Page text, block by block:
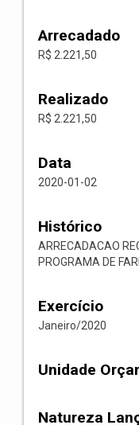
Arrecadado
R$ 2.221,50
Realizado
R$ 2.221,50
Data
2020-01-02
Histórico
ARRECADACAO
PROGRAMA DE
Exercício
Janeiro/2020
Unidade
Natureza